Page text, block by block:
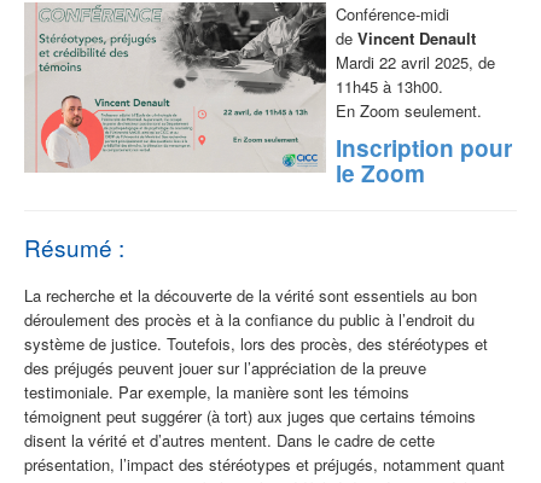
Conférence-midi
de Vincent Denault
Mardi 22 avril 2025, de
11h45 à 13h00.
En Zoom seulement.
Inscription pour
le Zoom
Résumé :
La recherche et la découverte de la vérité sont essentiels au bon
déroulement des procès et à la confiance du public à l’endroit du
système de justice. Toutefois, lors des procès, des stéréotypes et
des préjugés peuvent jouer surl’appréciation de la preuve
testimoniale. Par exemple, la manière sont les témoins
témoignent peut suggérer(à tort) aux juges que certains témoins
disent la vérité et d’autres mentent. Dans le cadre de cette
présentation, l’impact des stéréotypes et préjugés, notamment quant